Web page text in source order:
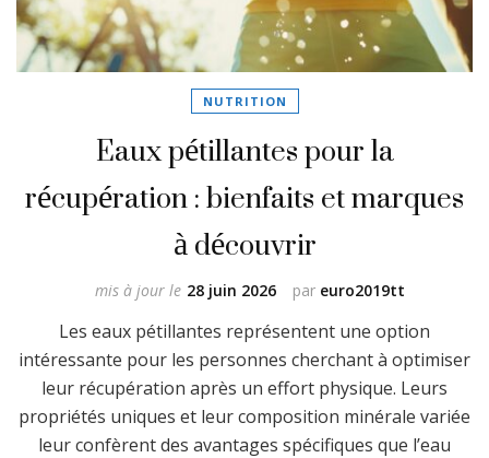
NUTRITION
Eaux pétillantes pour la
récupération : bienfaits et marques
à découvrir
par euro2019tt
mis à jour le 28 juin 2026
Les eaux pétillantes représentent une option
intéressante pour les personnes cherchant à optimiser
leur récupération après un effort physique. Leurs
propriétés uniques et leur composition minérale variée
leur confèrent des avantages spécifiques que l’eau